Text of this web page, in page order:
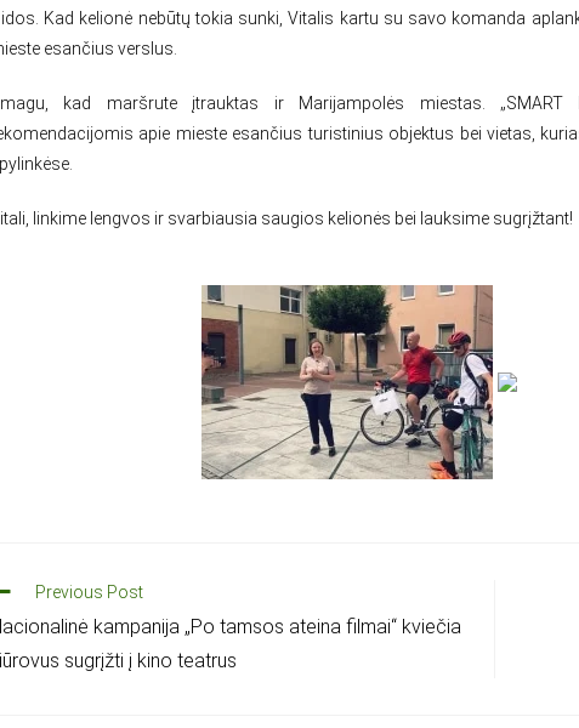
Kad kelionė nebūtų tokia sunki, Vitalis kartu su savo komanda
esančius verslus.
kad maršrute įtrauktas ir Marijampolės miestas. „SMART
apie mieste esančius turistinius objektus bei vietas,
linkime lengvos ir svarbiausia saugios kelionės bei lauksime sugrįžtant!
Previous Post
kampanija „Po tamsos ateina filmai“ kviečia
sugrįžti į kino teatrus